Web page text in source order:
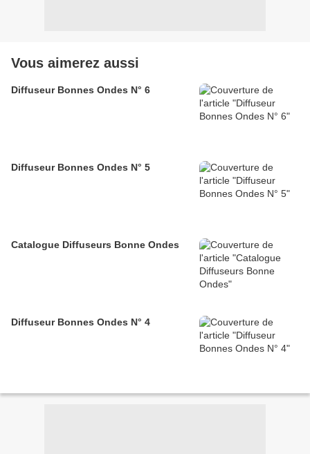
Vous aimerez aussi
Diffuseur Bonnes Ondes N° 6
Diffuseur Bonnes Ondes N° 5
Catalogue Diffuseurs Bonne Ondes
Diffuseur Bonnes Ondes N° 4